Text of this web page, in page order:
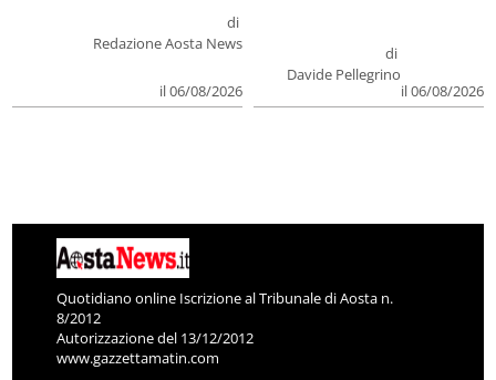
di
Redazione Aosta News
il 06/08/2026
di
Davide Pellegrino
il 06/08/2026
Quotidiano online Iscrizione al Tribunale di Aosta n.
8/2012
Autorizzazione del 13/12/2012
www.gazzettamatin.com